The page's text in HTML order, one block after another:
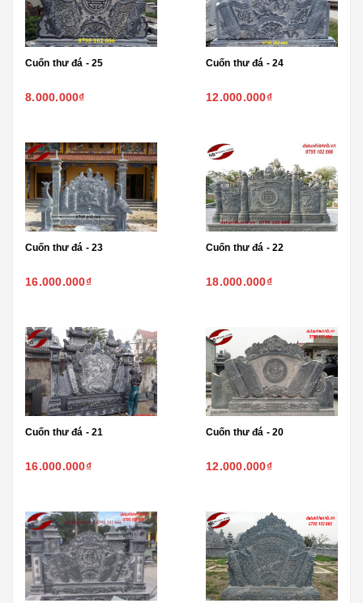
Cuốn thư đá - 25
8.000.000₫
Cuốn thư đá - 24
12.000.000₫
Cuốn thư đá - 23
16.000.000₫
Cuốn thư đá - 22
18.000.000₫
Cuốn thư đá - 21
16.000.000₫
Cuốn thư đá - 20
12.000.000₫